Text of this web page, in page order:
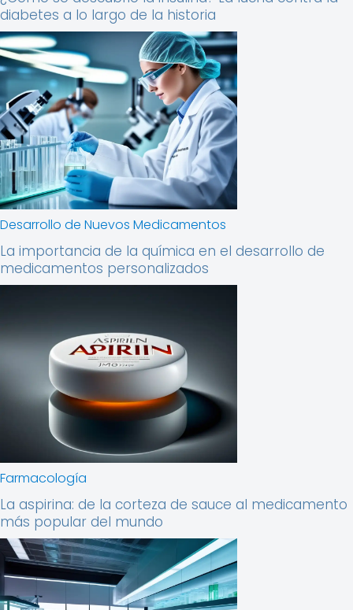
diabetes a lo largo de la historia
Desarrollo de Nuevos Medicamentos
La importancia de la química en el desarrollo de
medicamentos personalizados
Farmacología
La aspirina: de la corteza de sauce al medicamento
más popular del mundo